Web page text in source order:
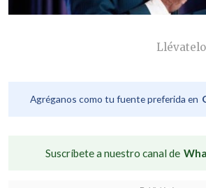
Agréganos como tu fuente preferida en
Suscríbete a nuestro canal de